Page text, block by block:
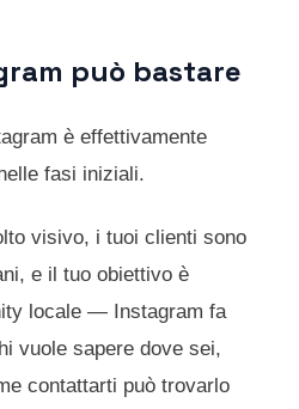
può bastare
è effettivamente
fasi iniziali.
visivo, i tuoi clienti sono
e il tuo obiettivo è
locale — Instagram fa
vuole sapere dove sei,
contattarti può trovarlo